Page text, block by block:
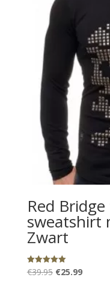
Red
sweatshirt
Zwart
Gewaardeerd
5.00
€39.95 Oorspronkelijke
€25.99Huidige